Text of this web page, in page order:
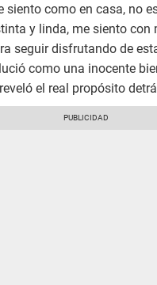
siento como en casa, no
y linda, me siento
seguir disfrutando de
como una inocente
el real propósito